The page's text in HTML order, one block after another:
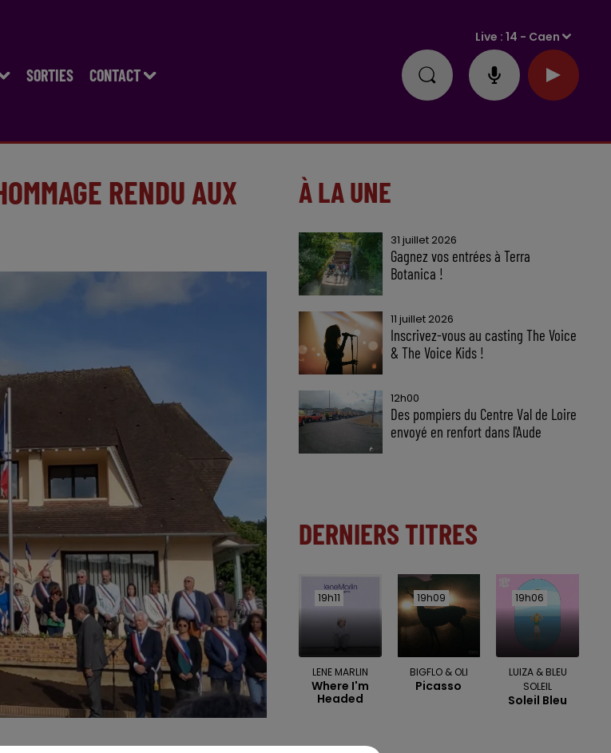
SORTIES CONTACT
Live :14 - Caen
RENDU AUX
À LA UNE
31 juillet 2026
Gagnez vos entrées à Terra
Botanica !
11 juillet 2026
Inscrivez-vous au casting The Voice
& The Voice Kids !
12h00
Des pompiers du Centre Val de Loire
envoyé en renfort dans l'Aude
DERNIERS TITRES
19h11
19h11
LENE MARLIN
Where I'm
Headed
19h09
19h09
BIGFLO & OLI
Picasso
19h06
19h06
LUIZA & BLEU
SOLEIL
Soleil Bleu